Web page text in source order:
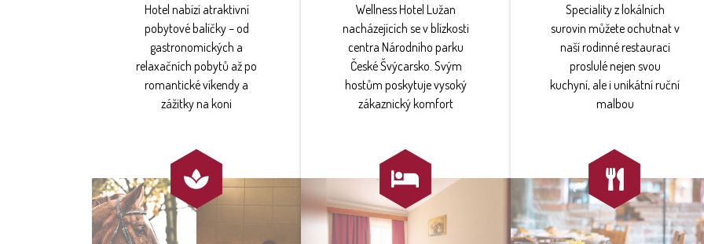
Hotel nabízí atraktivní
pobytové balíčky – od
gastronomických a
relaxačních pobytů až po
romantické víkendy a
zážitky na koni

Wellness Hotel Lužan
nacházejících se v blízkosti
centra Národního parku
České Švýcarsko. Svým
hostům poskytuje vysoký
zákaznický komfort

Speciality z lokálních
surovin můžete ochutnat v
naší rodinné restauraci
proslulé nejen svou
kuchyní, ale i unikátní ruční
malbou
